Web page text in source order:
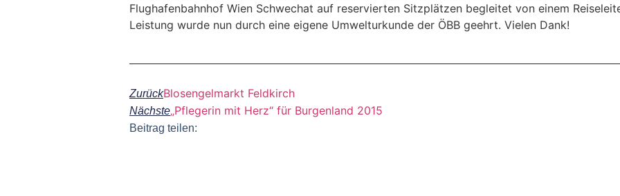
Flughafenbahnhof Wien Schwechat auf reservierten Sitzplätzen begleitet von einem
Leistung wurde nun durch eine eigene Umwelturkunde der ÖBB geehrt. Vielen Dank!
ZurückBlosengelmarkt Feldkirch
Nächste„Pflegerin mit Herz“ für Burgenland 2015
Beitrag teilen: